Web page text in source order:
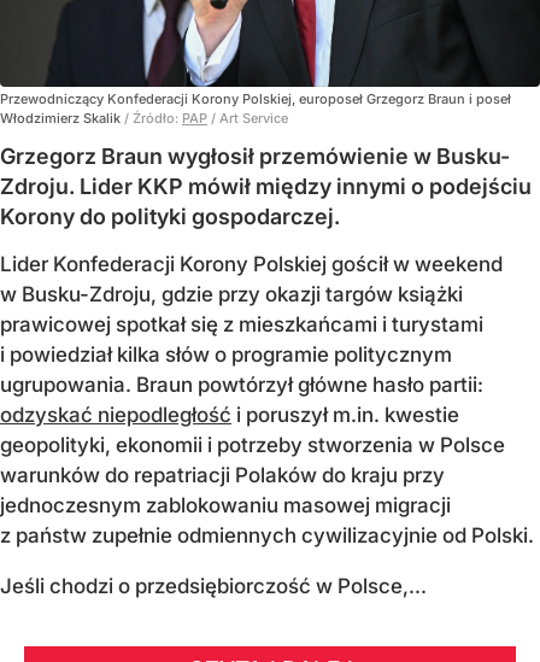
Przewodniczący Konfederacji Korony Polskiej, europoseł Grzegorz Braun i poseł
Włodzimierz Skalik / Źródło: PAP / Art Service
Grzegorz Braun wygłosił przemówienie w Busku-
Zdroju. Lider KKP mówił między innymi o podejściu
Korony do polityki gospodarczej.
Lider Konfederacji Korony Polskiej gościł w weekend
w Busku-Zdroju, gdzie przy okazji targów książki
prawicowej spotkał się z mieszkańcami i turystami
i powiedział kilka słów o programie politycznym
ugrupowania. Braun powtórzył główne hasło partii:
odzyskać niepodległość i poruszył m.in. kwestie
geopolityki, ekonomii i potrzeby stworzenia w Polsce
warunków do repatriacji Polaków do kraju przy
jednoczesnym zablokowaniu masowej migracji
z państw zupełnie odmiennych cywilizacyjnie od Polski.
Jeśli chodzi o przedsiębiorczość w Polsce,...